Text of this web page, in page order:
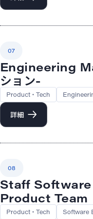
07
Engineering
ション-
Product・Tech
詳細
08
Staff
Product Team
Product・Tech Software